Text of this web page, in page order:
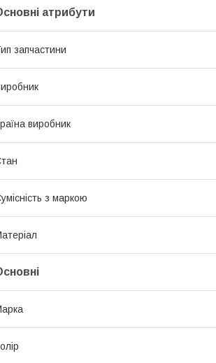
атрибути
запчастини
виробник
з маркою